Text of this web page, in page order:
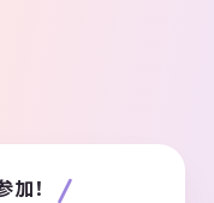
加！